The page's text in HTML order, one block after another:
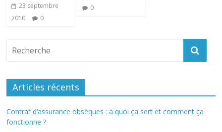
23 septembre
2010
0
0
Articles récents
Contrat d’assurance obsèques : à quoi ça sert et comment ça
fonctionne ?